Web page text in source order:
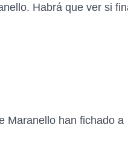
Habrá que ver si
Maranello han fichado a